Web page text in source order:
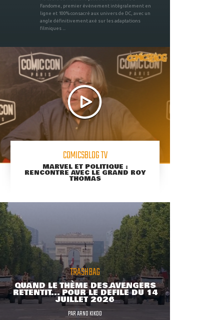
Fandome, premier évènement intégralement en
ligne et 100% consacré aux univers de DC, avec un
angle définitivement axé sur les adaptations
filmiques ...
COMICSBLOG TV
MARVEL ET POLITIQUE :
RENCONTRE AVEC LE GRAND ROY
THOMAS
TRASHBAG
QUAND LE THÈME DES AVENGERS
RETENTIT... POUR LE DÉFILÉ DU 14
JUILLET 2026
PARARNO KIKOO